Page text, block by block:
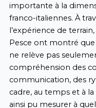
importante à la
franco-italiennes. À
l’expérience de
Pesce ont montré que
ne relève pas
compréhension des
communication, des
cadre, au temps et à
ainsi pu mesurer à